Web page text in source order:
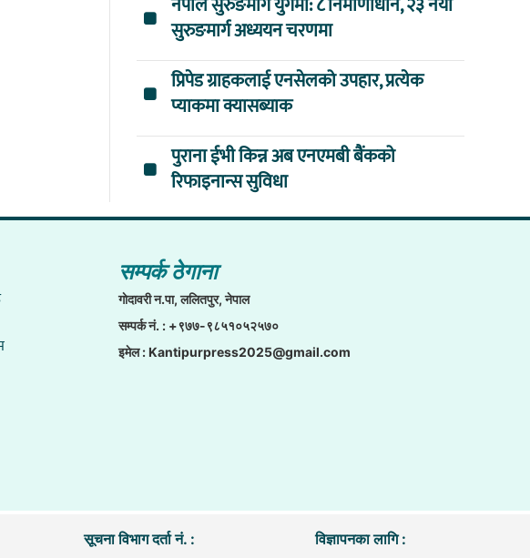
सुरुङमार्ग अध्ययन चरणमा
प्रिपेड ग्राहकलाई एनसेलको उपहार, प्रत्येक
प्याकमा क्यासब्याक
पुराना ईभी किन्न अब एनएमबी बैंकको
रिफाइनान्स सुविधा
सम्पर्क ठेगाना
गाेदावरी न.पा, ललितपुर, नेपाल
सम्पर्क नं. : +९७७-९८५१०५२५७०
इमेल :Kantipurpress2025@gmail.com
सूचना विभाग दर्ता नं. :
विज्ञापनका लागि :